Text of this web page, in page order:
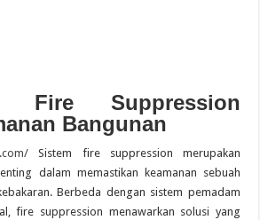
Fire Suppression
Bangunan
Sistem fire suppression merupakan
dalam memastikan keamanan sebuah
Berbeda dengan sistem pemadam
fire suppression menawarkan solusi yang